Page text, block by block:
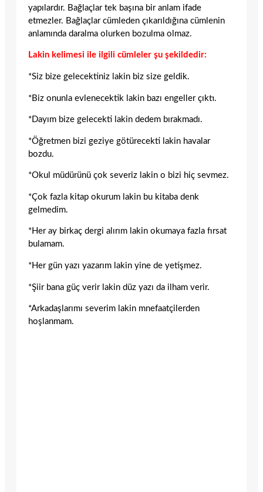
yapılardır. Bağlaçlar tek başına bir anlam ifade
etmezler. Bağlaçlar cümleden çıkarıldığına cümlenin
anlamında daralma olurken bozulma olmaz.
Lakin kelimesi ile ilgili cümleler şu şekildedir:
*Siz bize gelecektiniz lakin biz size geldik.
*Biz onunla evlenecektik lakin bazı engeller çıktı.
*Dayım bize gelecekti lakin dedem bırakmadı.
*Öğretmen bizi geziye götürecekti lakin havalar
bozdu.
*Okul müdürünü çok severiz lakin o bizi hiç sevmez.
*Çok fazla kitap okurum lakin bu kitaba denk
gelmedim.
*Her ay birkaç dergi alırım lakin okumaya fazla fırsat
bulamam.
*Her gün yazı yazarım lakin yine de yetişmez.
*Şiir bana güç verir lakin düz yazı da ilham verir.
*Arkadaşlarımı severim lakin mnefaatçilerden
hoşlanmam.